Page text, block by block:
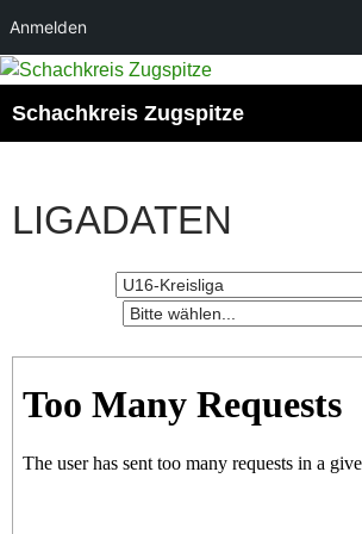
Anmelden
Schachkreis Zugspitze
LIGADATEN